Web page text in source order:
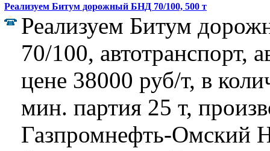
Реализуем Битум дорожный БНД 70/100, 500 т
Реализуем Битум
70/100, автотранспорт,
цене 38000 руб/т, в
мин. партия 25 т,
Газпромнефть-Омский